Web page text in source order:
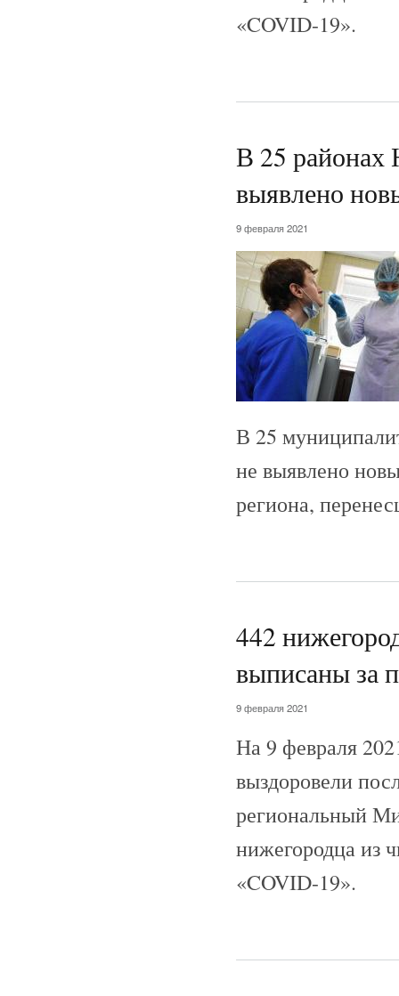
«COVID-19».
В 25 районах
выявлено
9 февраля 2021
В 25
не выявлено
региона,
442
выписаны за
9 февраля 2021
На 9 февраля
выздоровели
региональный
нижегородца из
«COVID-19».